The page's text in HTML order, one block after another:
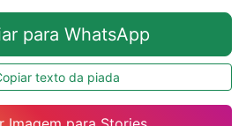
para WhatsApp
texto da piada